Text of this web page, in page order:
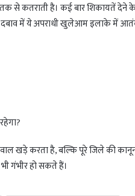
से कतराती है। कई बार शिकायतें
दबाव में ये अपराधी खुलेआम इलाके में
खड़े करता है, बल्कि पूरे जिले की
गंभीर हो सकते हैं।